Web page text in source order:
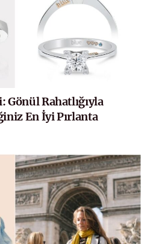
Gönül Rahatlığıyla
En İyi Pırlanta